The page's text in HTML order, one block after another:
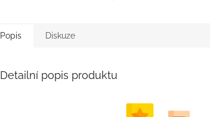
Popis Diskuze
Detailní popis produktu